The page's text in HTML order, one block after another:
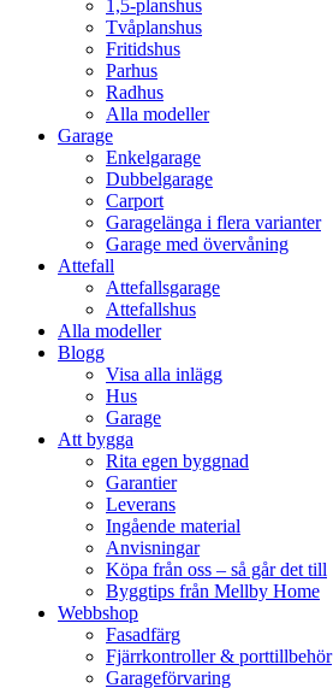
1,5-planshus
Tvåplanshus
Fritidshus
Parhus
Radhus
Alla modeller
Garage
Enkelgarage
Dubbelgarage
Carport
Garagelänga i flera varianter
Garage med övervåning
Attefall
Attefallsgarage
Attefallshus
Alla modeller
Blogg
Visa alla inlägg
Hus
Garage
Att bygga
Rita egen byggnad
Garantier
Leverans
Ingående material
Anvisningar
Köpa från oss – så går det till
Byggtips från Mellby Home
Webbshop
Fasadfärg
Fjärrkontroller & porttillbehör
Garageförvaring